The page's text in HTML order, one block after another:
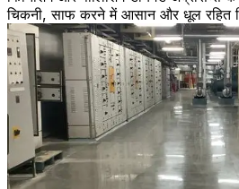
चिकनी, साफ करने में आसान और धूल रहित